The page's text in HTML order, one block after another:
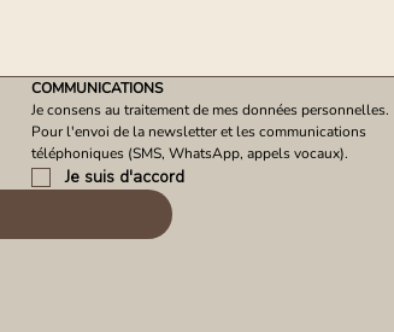
COMMUNICATIONS
Je consens au traitement de mes données personnelles.
Pour l'envoi de la newsletter et les communications
téléphoniques (SMS, WhatsApp, appels vocaux).
Je suis d'accord